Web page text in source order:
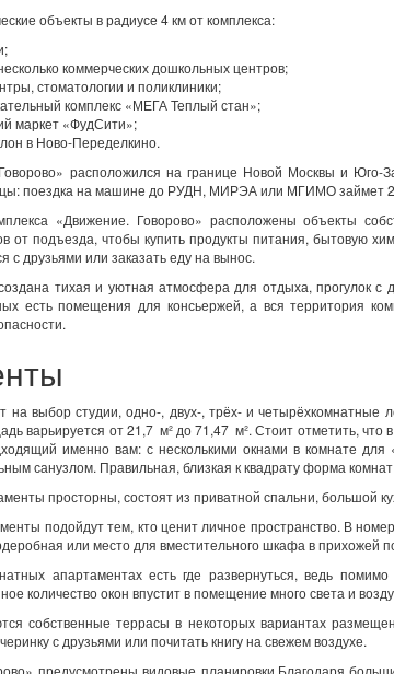
объекты в радиусе 4 км от комплекса:
коммерческих дошкольных центров;
стоматологии и поликлиники;
комплекс «МЕГА Теплый стан»;
маркет «ФудСити»;
в Ново-Переделкино.
расположился на границе Новой Москвы и Юго-
поездка на машине до РУДН, МИРЭА или МГИМО займет
«Движение. Говорово» расположены объекты
от подъезда, чтобы купить продукты питания, бытовую
с друзьями или заказать еду на вынос.
тихая и уютная атмосфера для отдыха, прогулок
есть помещения для консьержей, а вся территория
на выбор студии, одно-, двух-, трёх- и четырёхкомнатные
варьируется от 21,7 м² до 71,47 м². Стоит отметить,
именно вам: с несколькими окнами в комнате
санузлом. Правильная, близкая к квадрату форма
просторны, состоят из приватной спальни, большой
подойдут тем, кто ценит личное пространство. В
или место для вместительного шкафа в прихожей
апартаментах есть где развернуться, ведь
количество окон впустит в помещение много света и
собственные террасы в некоторых вариантах
с друзьями или почитать книгу на свежем воздухе.
предусмотрены видовые планировки.Благодаря